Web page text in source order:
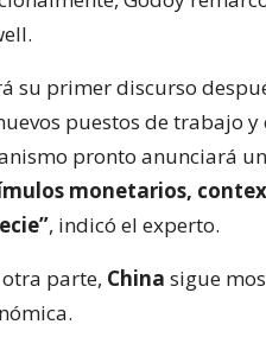
su primer discurso
puestos de trabajo
pronto anunciará
monetarios,
, indicó el experto.
otra parte, China sigue